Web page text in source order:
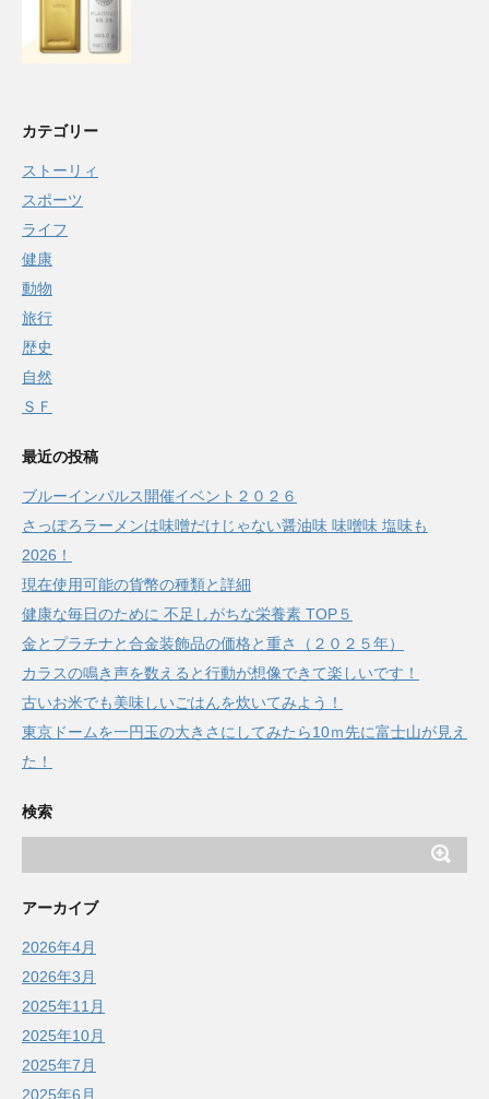
カテゴリー
ストーリィ
スポーツ
ライフ
健康
動物
旅行
歴史
自然
ＳＦ
最近の投稿
ブルーインパルス開催イベント２０２６
さっぽろラーメンは味噌だけじゃない醤油味 味噌味 塩味も
2026！
現在使用可能の貨幣の種類と詳細
健康な毎日のために 不足しがちな栄養素 TOP５
金とプラチナと合金装飾品の価格と重さ（２０２５年）
カラスの鳴き声を数えると行動が想像できて楽しいです！
古いお米でも美味しいごはんを炊いてみよう！
東京ドームを一円玉の大きさにしてみたら10ｍ先に富士山が見え
た！
検索
アーカイブ
2026年4月
2026年3月
2025年11月
2025年10月
2025年7月
2025年6月